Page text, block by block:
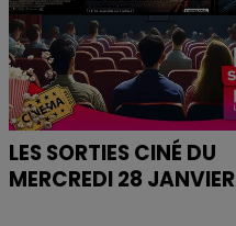
LES SORTIES CINÉ DU
MERCREDI 28 JANVIER